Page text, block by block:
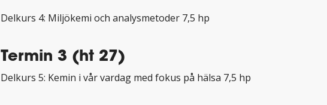
Delkurs 4: Miljökemi och analysmetoder 7,5 hp
Termin 3 (ht 27)
Delkurs 5: Kemin i vår vardag med fokus på hälsa 7,5 hp